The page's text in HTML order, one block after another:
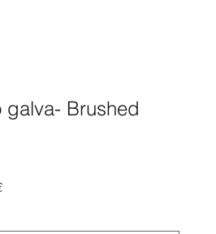
galva- Brushed
Pardavimo